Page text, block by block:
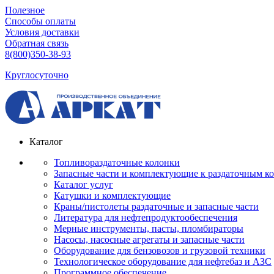
Полезное
Способы оплаты
Условия доставки
Обратная связь
8(800)350-38-93
Круглосуточно
Каталог
Топливораздаточные колонки
Запасные части и комплектующие к раздаточным
Каталог услуг
Катушки и комплектующие
Краны/пистолеты раздаточные и запасные части
Литература для нефтепродуктообеспечения
Мерные инструменты, пасты, пломбираторы
Насосы, насосные агрегаты и запасные части
Оборудование для бензовозов и грузовой техники
Технологическое оборудование для нефтебаз и АЗС